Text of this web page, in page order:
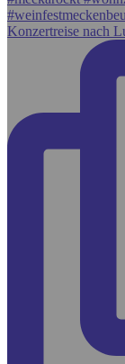
Konzertreise nach